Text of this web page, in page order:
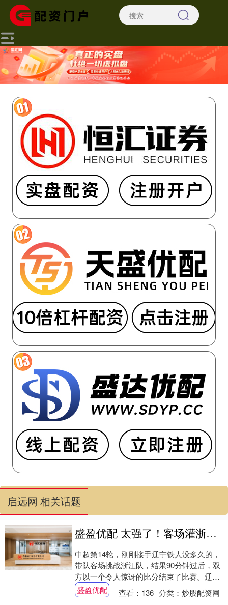
启远网 相关话题
盛盈优配 太强了！客场灌浙江5球，徐正源照搬蓉城战术，激活新“费利佩”
中超第14轮，刚刚接手辽宁铁人没多久的，
带队客场挑战浙江队，结果90分钟过后，双
方以一个令人惊讶的比分结束了比赛。辽宁
铁人竟然在客场狂灌浙江队五球，以5-0大
胜....
盛盈优配 查看： 136 分类：炒股配资网